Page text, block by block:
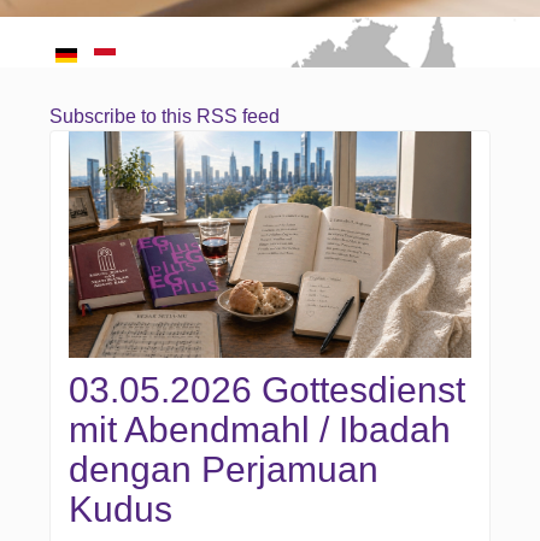
Subscribe to this RSS feed
03.05.2026 Gottesdienst
mit Abendmahl / Ibadah
dengan Perjamuan
Kudus